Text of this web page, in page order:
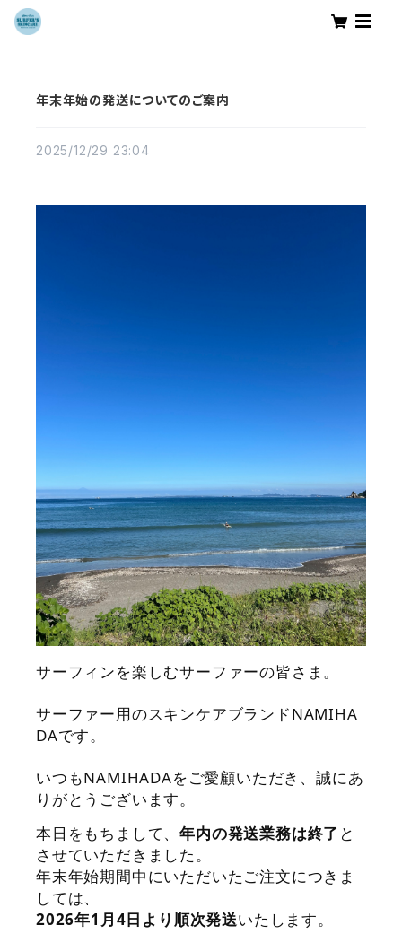
年末年始の発送についてのご案内
2025/12/29 23:04
サーフィンを楽しむサーファーの皆さま。
サーファー用のスキンケアブランドNAMIHA
DAです。
いつもNAMIHADAをご愛顧いただき、誠にあ
りがとうございます。
本日をもちまして、年内の発送業務は終了 と
させていただきました。
年末年始期間中にいただいたご注文につきま
しては、
2026年1月4日より順次発送いたします。